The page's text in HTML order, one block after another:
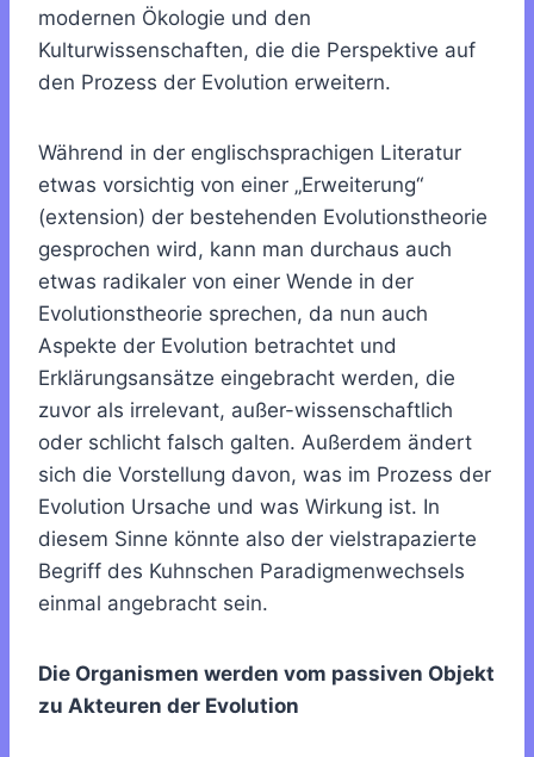
modernen Ökologie und den
Kulturwissenschaften, die die Perspektive auf
den Prozess der Evolution erweitern.
Während in der englischsprachigen Literatur
etwas vorsichtig von einer „Erweiterung“
(extension) der bestehenden Evolutionstheorie
gesprochen wird, kann man durchaus auch
etwas radikaler von einer Wende in der
Evolutionstheorie sprechen, da nun auch
Aspekte der Evolution betrachtet und
Erklärungsansätze eingebracht werden, die
zuvor als irrelevant, außer-wissenschaftlich
oder schlicht falsch galten. Außerdem ändert
sich die Vorstellung davon, was im Prozess der
Evolution Ursache und was Wirkung ist. In
diesem Sinne könnte also der vielstrapazierte
Begriff des Kuhnschen Paradigmenwechsels
einmal angebracht sein.
Die Organismen werden vom passiven Objekt
zu Akteuren der Evolution